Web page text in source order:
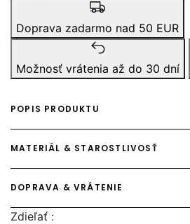
Doprava zadarmo nad 50 EUR
Možnosť vrátenia až do 30 dní
POPIS PRODUKTU
MATERIÁL & STAROSTLIVOSŤ
DOPRAVA & VRÁTENIE
Zdieľať :